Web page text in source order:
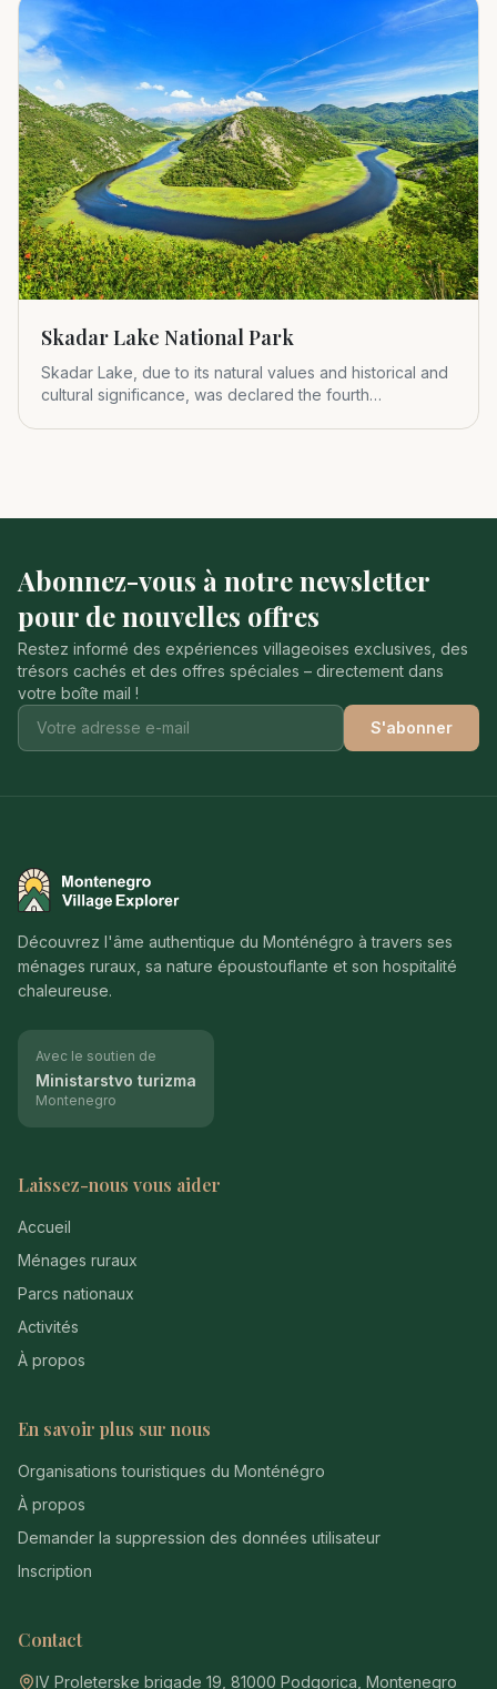
Skadar Lake National Park
Skadar Lake, due to its natural values and historical and
cultural significance, was declared the fourth
Abonnez-vous à notre newsletter
pour de nouvelles offres
Restez informé des expériences villageoises exclusives, des
trésors cachés et des offres spéciales – directement dans
votre boîte mail !
S'abonner
Montenegro Village Explorer
Découvrez l'âme authentique du Monténégro à travers ses
ménages ruraux, sa nature époustouflante et son hospitalité
chaleureuse.
Avec le soutien de
Ministarstvo turizma
Montenegro
Laissez-nous vous aider
Accueil
Ménages ruraux
Parcs nationaux
Activités
À propos
En savoir plus sur nous
Organisations touristiques du Monténégro
À propos
Demander la suppression des données utilisateur
Inscription
Contact
IV Proleterske brigade 19, 81000 Podgorica, Montenegro